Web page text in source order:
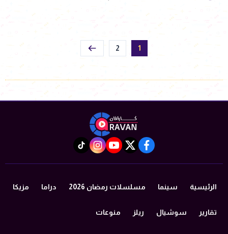
1
2
facebook
twitter
youtube
instagram
tiktok
الرئيسية سينما مسلسلات رمضان 2026 دراما مزيكا
تقارير سوشيال ريلز منوعات